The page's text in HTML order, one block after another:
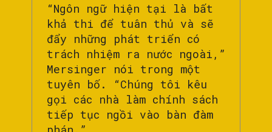
“Ngôn ngữ hiện tại là bất
khả thi để tuân thủ và sẽ
đẩy những phát triển có
trách nhiệm ra nước ngoài,”
Mersinger nói trong một
tuyên bố. “Chúng tôi kêu
gọi các nhà làm chính sách
tiếp tục ngồi vào bàn đàm